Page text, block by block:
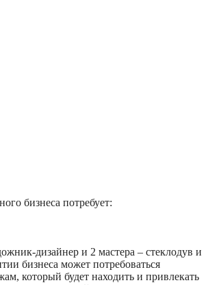
бизнеса потребует:
дизайнер и 2 мастера – стеклодув и
бизнеса может потребоваться
который будет находить и привлекать